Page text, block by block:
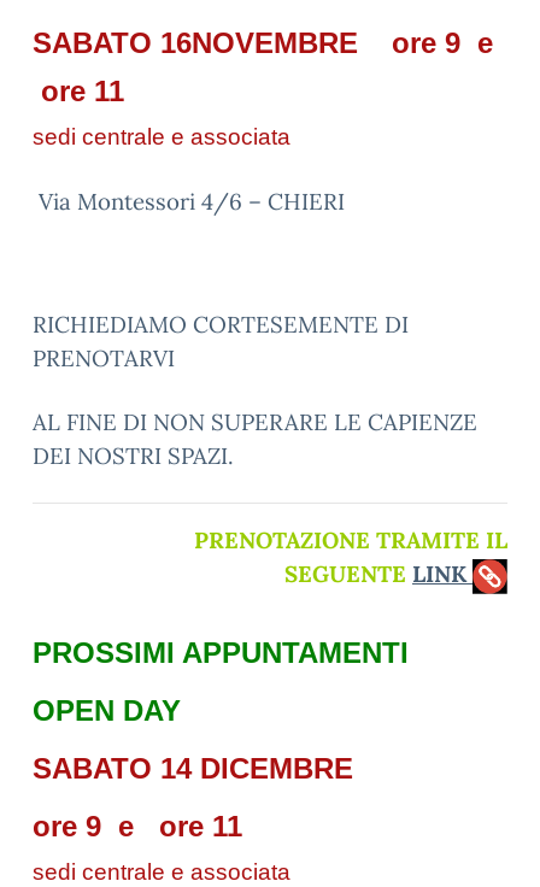
SABATO 16NOVEMBRE ore 9 e
ore 11
sedi centrale e associata
Via Montessori 4/6 – CHIERI
RICHIEDIAMO CORTESEMENTE DI
PRENOTARVI
AL FINE DI NON SUPERARE LE CAPIENZE
DEI NOSTRI SPAZI.
PRENOTAZIONE TRAMITE IL
SEGUENTE LINK
PROSSIMI APPUNTAMENTI
OPEN DAY
SABATO 14 DICEMBRE
ore 9 e ore 11
sedi centrale e associata